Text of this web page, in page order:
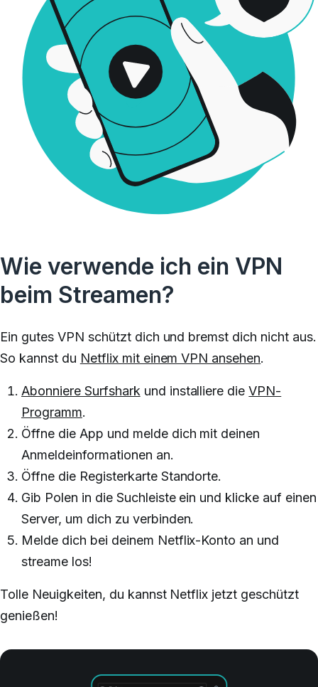
Wie verwende ich ein VPN
beim Streamen?
Ein gutes VPN schützt dich und bremst dich nicht aus.
So kannst du Netflix mit einem VPN ansehen.
Abonniere Surfsharkund installiere dieVPN-
Programm.
Öffne die App und melde dich mit deinen
Anmeldeinformationen an.
Öffne die Registerkarte Standorte.
Gib Polen in die Suchleiste ein und klicke auf einen
Server, um dich zu verbinden.
Melde dich bei deinem Netflix-Konto an und
streame los!
Tolle Neuigkeiten, du kannst Netflix jetzt geschützt
genießen!